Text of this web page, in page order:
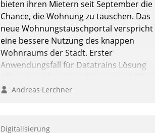
Wohnungsmarkt.
Andreas Lerchner
bieten ihren Mietern seit September die
Chance, die Wohnung zu tauschen. Das
neue Wohnungstauschportal verspricht
eine bessere Nutzung des knappen
Wohnraums der Stadt. Erster
Anwendungsfall für Datatrains Lösung
Systemen der Unternehmen.
Andreas Lerchner
Digitalisierung